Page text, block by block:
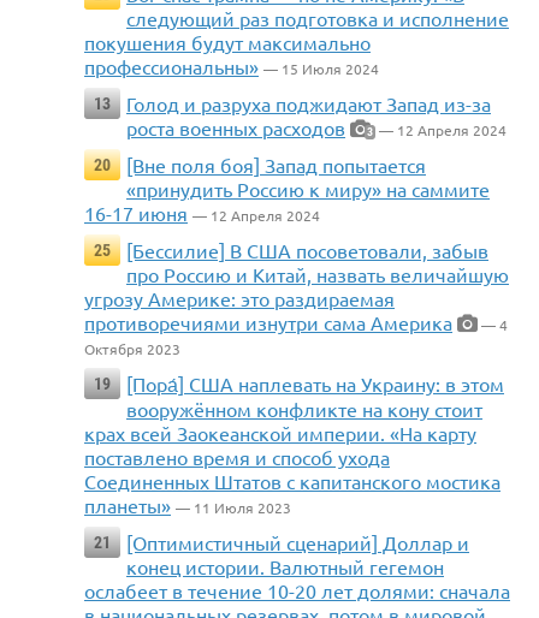
следующий раз подготовка и исполнение
покушения будут максимально
профессиональны» — 15 Июля 2024
13
Голод и разруха поджидают Запад из-за
роста военных расходов
3 — 12 Апреля 2024
20
[Вне поля боя] Запад попытается
«принудить Россию к миру» на саммите
16-17 июня — 12 Апреля 2024
25
[Бессилие] В США посоветовали, забыв
про Россию и Китай, назвать величайшую
угрозу Америке: это раздираемая
противоречиями изнутри сама Америка
— 4
Октября 2023
19
[Пора́] США наплевать на Украину: в этом
вооружённом конфликте на кону стоит
крах всей Заокеанской империи. «На карту
поставлено время и способ ухода
Соединенных Штатов с капитанского мостика
планеты» — 11 Июля 2023
21
[Оптимистичный сценарий] Доллар и
конец истории. Валютный гегемон
ослабеет в течение 10-20 лет долями: сначала